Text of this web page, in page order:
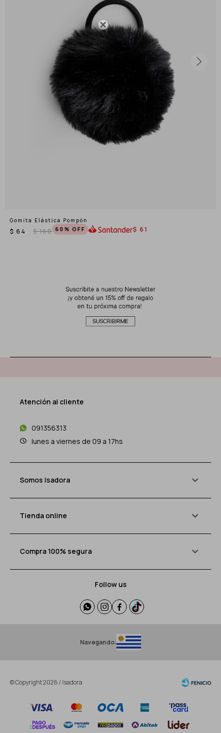

Gomita Elástica Pompón
$ 64 $ 160 60 $ 61
Atención al cliente
091356313
lunes a viernes de 09 a 17hs
Tienda online
Somos Isadora
Compra 100% segura
Follow us


 
Navegando:
© Copyright 2026 / Isadora